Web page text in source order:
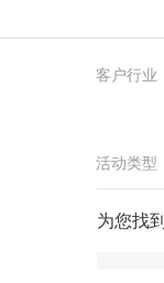
客户行业
活动类型
为您找到